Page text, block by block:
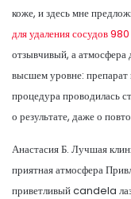
коже, и здесь мне
для удаления сосудов 980
отзывчивый, а атмосфера
высшем уровне: препарат
процедура проводилась
о результате, даже о
Анастасия Б. Лучшая
приятная атмосфера
приветливый candela